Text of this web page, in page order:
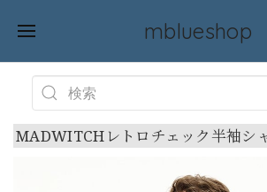
mblueshop
MADWITCHレトロチェック半袖シ